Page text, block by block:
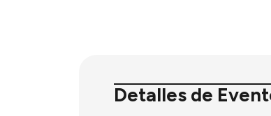
Detalles de